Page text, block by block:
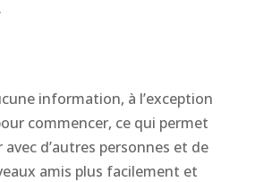
information, à l’exception
commencer, ce qui permet
d’autres personnes et de
amis plus facilement et